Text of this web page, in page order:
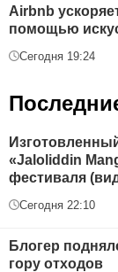
Airbnb
помощью
Сегодня 19:24
«Jaloliddin
фестиваля
Сегодня 22:10
Блогер
гору отходов